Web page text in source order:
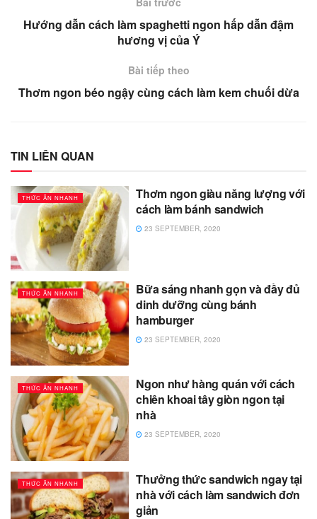
Hướng dẫn cách làm spaghetti ngon hấp dẫn đậm
hương vị của Ý
Bài tiếp theo
Thơm ngon béo ngậy cùng cách làm kem chuối dừa
TIN LIÊN QUAN
THỨC ĂN NHANH
Thơm ngon giàu năng lượng với
cách làm bánh sandwich
23 SEPTEMBER, 2020
THỨC ĂN NHANH
Bữa sáng nhanh gọn và đầy đủ
dinh dưỡng cùng bánh
hamburger
23 SEPTEMBER, 2020
THỨC ĂN NHANH
Ngon như hàng quán với cách
chiên khoai tây giòn ngon tại
nhà
23 SEPTEMBER, 2020
THỨC ĂN NHANH
Thưởng thức sandwich ngay tại
nhà với cách làm sandwich đơn
giản